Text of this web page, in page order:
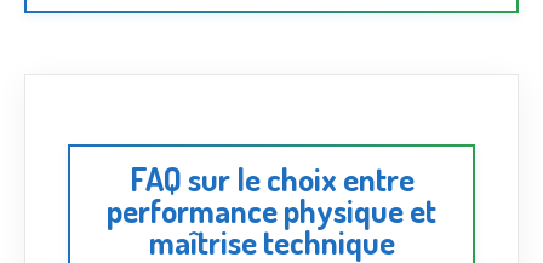
FAQ sur le choix entre
performance physique et
maîtrise technique